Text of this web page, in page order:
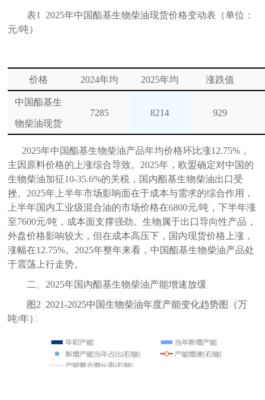
表1 2025年中国酯基生物柴油现货价格变动表（单位：
元/吨）
价格 2024年均 2025年均 涨跌值
中国酯基生
物柴油现货
7285 8214 929
2025年中国酯基生物柴油产品年均价格环比涨12.75%，
主因原料价格的上涨综合导致。2025年，欧盟确定对中国的
生物柴油加征10-35.6%的关税，国内酯基生物柴油出口受
挫。2025年上半年市场影响面在于成本与需求的综合作用，
上半年国内工业级混合油的市场价格在6800元/吨，下半年涨
至7600元/吨，成本面支撑强劲。生物属于出口导向性产品，
外盘价格影响较大，但在成本高压下，国内现货价格上涨，
涨幅在12.75%。2025年整年来看，中国酯基生物柴油产品处
于震荡上行走势。
二、2025年国内酯基生物柴油产能增速放缓
图 2 2021-2025中国生物柴油年度产能变化趋势图（万
吨/年）